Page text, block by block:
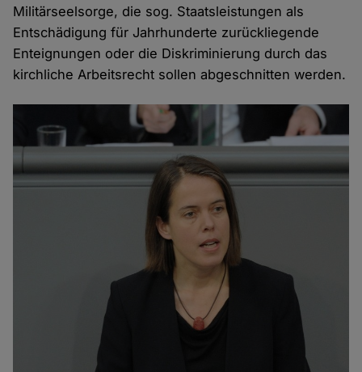
Militärseelsorge, die sog. Staatsleistungen als
Entschädigung für Jahrhunderte zurückliegende
Enteignungen oder die Diskriminierung durch das
kirchliche Arbeitsrecht sollen abgeschnitten werden.